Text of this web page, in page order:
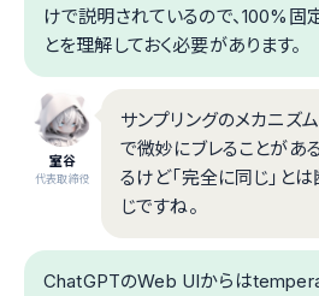
けで説明されているので、100%固
とを理解しておく必要があります。
室谷
代表取締役
サンプリングのメカニズ
で微妙にブレることがあ
るけど「完全に同じ」と
じですね。
ChatGPTのWeb UIからは